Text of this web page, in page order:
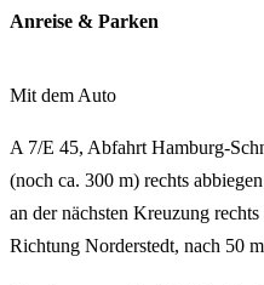
Anreise & Parken
Mit dem Auto
A 7/E 45, Abfahrt Hamburg-
(noch ca. 300 m) rechts
an der nächsten Kreuzung
Richtung Norderstedt, nach 50